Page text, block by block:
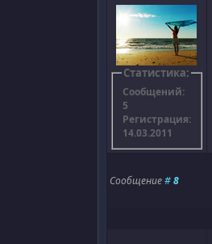
Статистика:
Сообщений:
5
Регистрация:
14.03.2011
Сообщение#8